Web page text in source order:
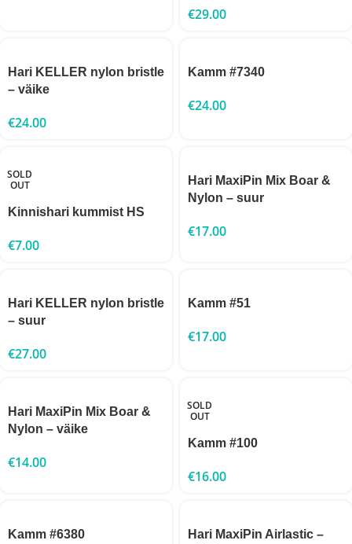
€29.00
Hari KELLER nylon bristle
– väike
€24.00
Kamm #7340
€24.00
SOLD
OUT
Kinnishari kummist HS
€7.00
Hari MaxiPin Mix Boar &
Nylon – suur
€17.00
Hari KELLER nylon bristle
– suur
€27.00
Kamm #51
€17.00
Hari MaxiPin Mix Boar &
Nylon – väike
€14.00
SOLD
OUT
Kamm #100
€16.00
Kamm #6380
Hari MaxiPin Airlastic –